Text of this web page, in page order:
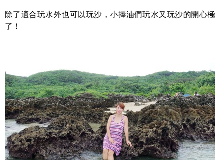
除了適合玩水外也可以玩沙，小捧油們玩水又玩沙的開心極
了！